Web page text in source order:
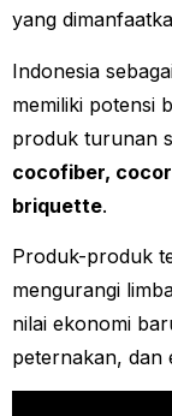
yang
Indonesia
memiliki potensi
produk turunan
cocofiber,
briquette.
Produk-produk
mengurangi
nilai ekonomi
peternakan, dan